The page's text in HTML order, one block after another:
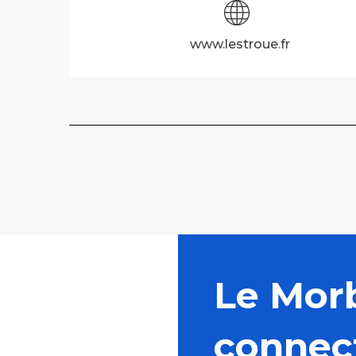
www.lestroue.fr
Le